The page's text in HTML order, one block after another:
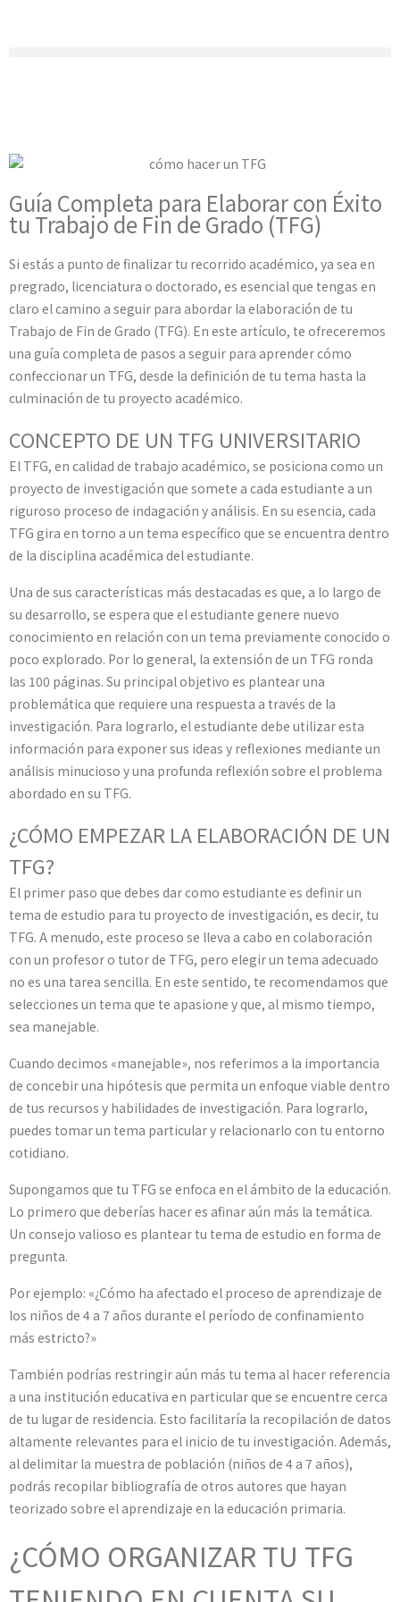
Guía Completa para Elaborar con Éxito
tu Trabajo de Fin de Grado (TFG)
Si estás a punto de finalizar tu recorrido académico, ya sea en
pregrado, licenciatura o doctorado, es esencial que tengas en
claro el camino a seguir para abordar la elaboración de tu
Trabajo de Fin de Grado (TFG). En este artículo, te ofreceremos
una guía completa de pasos a seguir para aprender cómo
confeccionar un TFG, desde la definición de tu tema hasta la
culminación de tu proyecto académico.
CONCEPTO DE UN TFG UNIVERSITARIO
El TFG, en calidad de trabajo académico, se posiciona como un
proyecto de investigación que somete a cada estudiante a un
riguroso proceso de indagación y análisis. En su esencia, cada
TFG gira en torno a un tema específico que se encuentra dentro
de la disciplina académica del estudiante.
Una de sus características más destacadas es que, a lo largo de
su desarrollo, se espera que el estudiante genere nuevo
conocimiento en relación con un tema previamente conocido o
poco explorado. Por lo general, la extensión de un TFG ronda
las 100 páginas. Su principal objetivo es plantear una
problemática que requiere una respuesta a través de la
investigación. Para lograrlo, el estudiante debe utilizar esta
información para exponer sus ideas y reflexiones mediante un
análisis minucioso y una profunda reflexión sobre el problema
abordado en su TFG.
¿CÓMO EMPEZAR LA ELABORACIÓN DE UN
TFG?
El primer paso que debes dar como estudiante es definir un
tema de estudio para tu proyecto de investigación, es decir, tu
TFG. A menudo, este proceso se lleva a cabo en colaboración
con un profesor o tutor de TFG, pero elegir un tema adecuado
no es una tarea sencilla. En este sentido, te recomendamos que
selecciones un tema que te apasione y que, al mismo tiempo,
sea manejable.
Cuando decimos «manejable», nos referimos a la importancia
de concebir una hipótesis que permita un enfoque viable dentro
de tus recursos y habilidades de investigación. Para lograrlo,
puedes tomar un tema particular y relacionarlo con tu entorno
cotidiano.
Supongamos que tu TFG se enfoca en el ámbito de la educación.
Lo primero que deberías hacer es afinar aún más la temática.
Un consejo valioso es plantear tu tema de estudio en forma de
pregunta.
Por ejemplo: «¿Cómo ha afectado el proceso de aprendizaje de
los niños de 4 a 7 años durante el período de confinamiento
más estricto?»
También podrías restringir aún más tu tema al hacer referencia
a una institución educativa en particular que se encuentre cerca
de tu lugar de residencia. Esto facilitaría la recopilación de datos
altamente relevantes para el inicio de tu investigación. Además,
al delimitar la muestra de población (niños de 4 a 7 años),
podrás recopilar bibliografía de otros autores que hayan
teorizado sobre el aprendizaje en la educación primaria.
¿CÓMO ORGANIZAR TU TFG